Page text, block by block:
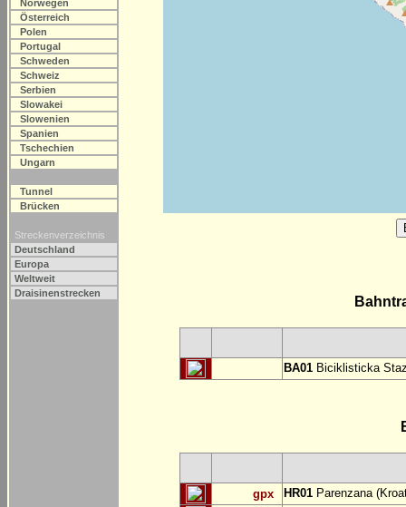
Norwegen
Österreich
Polen
Portugal
Schweden
Schweiz
Serbien
Slowakei
Slowenien
Spanien
Tschechien
Ungarn
Tunnel
Brücken
Streckenverzeichnis
Deutschland
Europa
Weltweit
Draisinenstrecken
BA01 Biciklisticka
gpx HR01 Parenzana